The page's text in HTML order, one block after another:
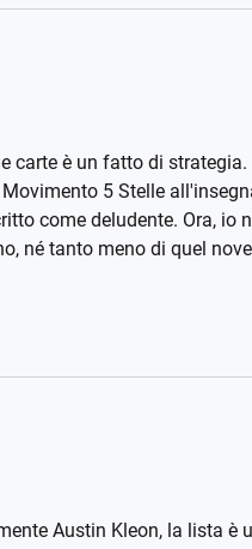
carte è un fatto di
5 Stelle
come deludente. Ora, io
né tanto meno di quel
Austin Kleon, la lista è